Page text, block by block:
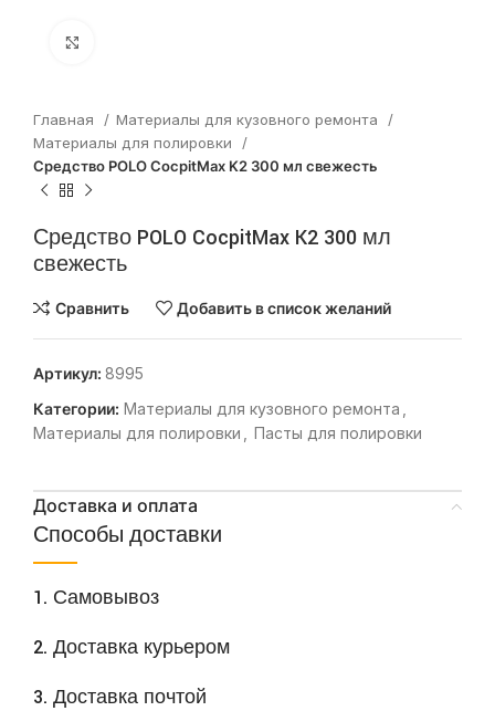
Главная
Материалы для кузовного ремонта
Материалы для полировки
Средство POLO CocpitMax K2 300 мл свежесть
Средство POLO CocpitMax K2 300 мл
свежесть
Сравнить Добавить в список желаний
Артикул: 8995
Категории: Материалы для кузовного ремонта
Материалы для полировки
Пасты для полировки
Доставка и оплата
Способы доставки
1. Самовывоз
2. Доставка курьером
3. Доставка почтой